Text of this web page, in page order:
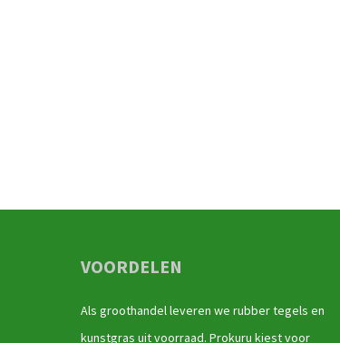
VOORDELEN
Als groothandel leveren we rubber tegels en
kunstgras uit voorraad. Prokuru kiest voor